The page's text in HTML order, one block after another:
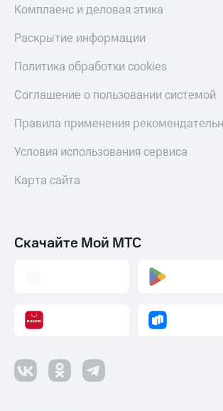
Комплаенс и деловая этика
Раскрытие информации
Политика обработки cookies
Соглашение о пользовании системой
Правила применения
Условия использования сервиса
Карта сайта
Скачайте Мой МТС